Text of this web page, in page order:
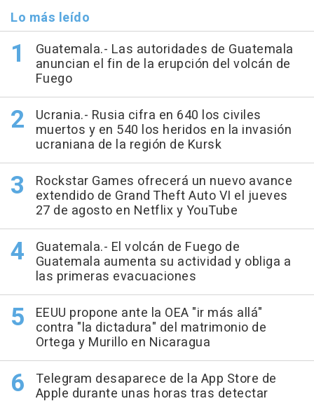
Lo más leído
Guatemala.- Las autoridades de Guatemala
anuncian el fin de la erupción del volcán de
Fuego
Ucrania.- Rusia cifra en 640 los civiles
muertos y en 540 los heridos en la invasión
ucraniana de la región de Kursk
Rockstar Games ofrecerá un nuevo avance
extendido de Grand Theft Auto VI el jueves
27 de agosto en Netflix y YouTube
Guatemala.- El volcán de Fuego de
Guatemala aumenta su actividad y obliga a
las primeras evacuaciones
EEUU propone ante la OEA "ir más allá"
contra "la dictadura" del matrimonio de
Ortega y Murillo en Nicaragua
Telegram desaparece de la App Store de
Apple durante unas horas tras detectar